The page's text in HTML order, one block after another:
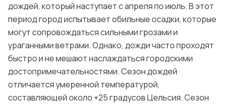
дождей, который наступает с апреля по июль. В этот
период город испытывает обильные осадки, которые
могут сопровождаться сильными грозами и
ураганными ветрами. Однако, дожди часто проходят
быстро и не мешают наслаждаться городскими
достопримечательностями. Сезон дождей
отличается умеренной температурой,
составляющей около +25 градусов Цельсия. Сезон